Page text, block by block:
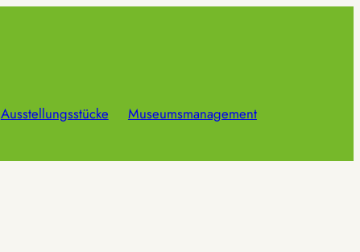
Ausstellungsstücke
Museumsmanagement